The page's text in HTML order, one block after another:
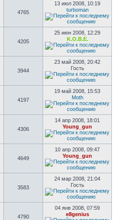
4765
13 июл 2008, 10:19
turboman
4205
25 июн 2008, 12:29
K.O.B.E.
3944
23 май 2008, 20:42
Гость
4197
19 май 2008, 15:53
Moth
4306
14 апр 2008, 18:01
Young_gun
4649
10 апр 2008, 09:47
Young_gun
3583
24 мар 2008, 21:04
Гость
4790
04 янв 2008, 07:59
e8genius